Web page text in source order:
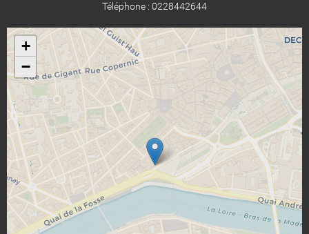
Téléphone : 0228442644
+
−